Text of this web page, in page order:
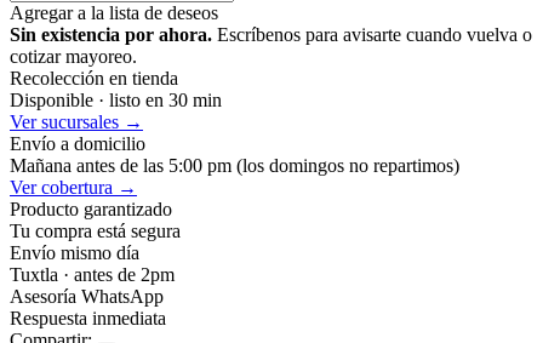
Agregar a la lista de deseos
Sin existencia por ahora. Escríbenos para avisarte cuando vuelva o
cotizar mayoreo.
Recolección en tienda
Disponible · listo en 30 min
Ver sucursales →
Envío a domicilio
Mañana antes de las 5:00 pm (los domingos no repartimos)
Ver cobertura →
Producto garantizado
Tu compra está segura
Envío mismo día
Tuxtla · antes de 2pm
Asesoría WhatsApp
Respuesta inmediata